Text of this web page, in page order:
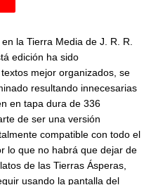
la Tierra Media de J. R. R.
edición ha sido
mejor organizados, se
resultando innecesarias
en tapa dura de 336
de ser una versión
compatible con todo el
lo que no habrá que dejar de
de las Tierras Ásperas,
usando la pantalla del